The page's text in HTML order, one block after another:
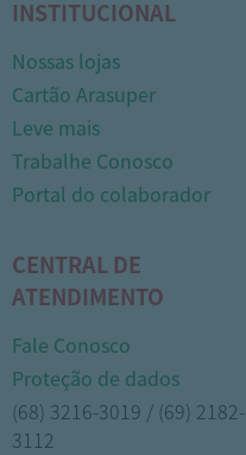
INSTITUCIONAL
Nossas lojas
Cartão Arasuper
Leve mais
Trabalhe Conosco
Portal do colaborador
CENTRAL DE
ATENDIMENTO
Fale Conosco
Proteção de dados
(68) 3216-3019 / (69) 2182-
3112